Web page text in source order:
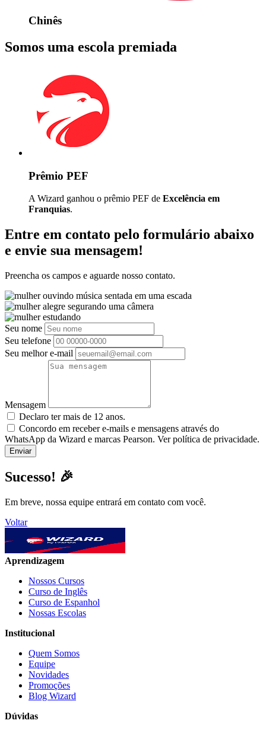
Chinês
Somos uma escola premiada
Prêmio PEF
A Wizard ganhou o prêmio PEF de Excelência em
Franquias.
Entre em contato pelo formulário abaixo
e envie sua mensagem!
Preencha os campos e aguarde nosso contato.
Seu nome
Seu telefone
Seu melhor e-mail
Mensagem
Declaro ter mais de 12 anos.
Concordo em receber e-mails e mensagens através do
WhatsApp da Wizard e marcas Pearson. Ver política de privacidade.
Sucesso! 🎉
Em breve, nossa equipe entrará em contato com você.
Voltar
Aprendizagem
Nossos Cursos
Curso de Inglês
Curso de Espanhol
Nossas Escolas
Institucional
Quem Somos
Equipe
Novidades
Promoções
Blog Wizard
Dúvidas